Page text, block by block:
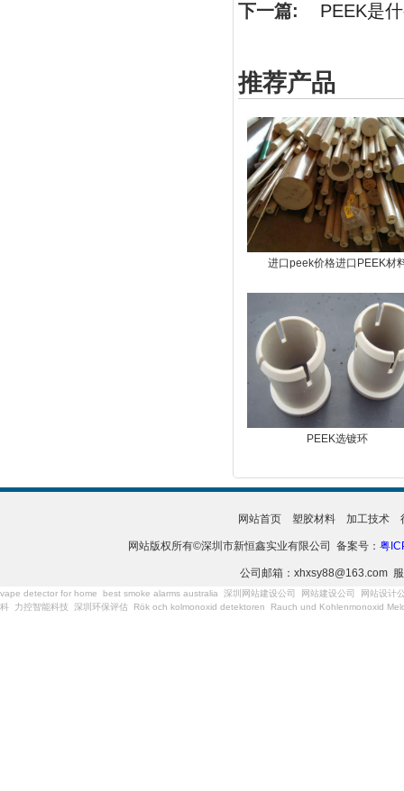
下一篇: PEEK是
推荐产品
进口peek价格进口PEEK材
PEEK选镀环
网站首页 塑胶材料 加工技术
网站版权所有©深圳市新恒鑫实业有限公司 备案号： 粤
公司邮箱：xhxsy88@163.com
vape detector for home best smoke alarms australia 深圳网站建设公司 网站建设公司
网站设计
科
力控智能科技 深圳环保评估 Rök och kolmonoxid detektoren Rauch und Kohlenmonoxid